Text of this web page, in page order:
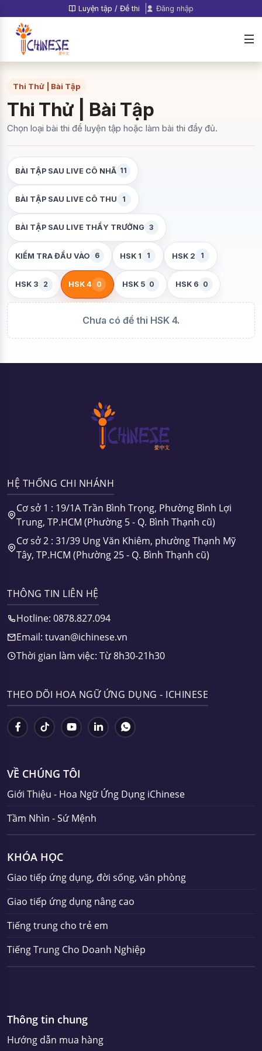
Luyện tập / Đề thi Đăng nhập
Thi Thử | Bài Tập
Thi Thử | Bài Tập
Chọn loại bài thi để luyện tập hoặc làm bài thi đầy đủ.
BÀI TẬP SAU LIVE CÔ NHÃ 11
BÀI TẬP SAU LIVE CÔ THU 1
BÀI TẬP SAU LIVE THẦY TRƯỞNG 3
KIỂM TRA ĐẦU VÀO 6 HSK 1 1 HSK 2 1
HSK 3 2 HSK 4 0 HSK 5 0 HSK 6 0
Chưa có đề thi HSK 4.
HỆ THỐNG CHI NHÁNH
Cơ sở 1 : 19/1A Trần Bình Trọng, Phường Bình Lợi
Trung, TP.HCM (Phường 5 - Q. Bình Thạnh cũ)
Cơ sở 2 : 31/39 Ung Văn Khiêm, phường Thạnh Mỹ
Tây, TP.HCM (Phường 25 - Q. Bình Thạnh cũ)
THÔNG TIN LIÊN HỆ
Hotline: 0878.827.094
Email: tuvan@ichinese.vn
Thời gian làm việc: Từ 8h30-21h30
THEO DÕI HOA NGỮ ỨNG DỤNG - ICHINESE
VỀ CHÚNG TÔI
Giới Thiệu - Hoa Ngữ Ứng Dụng iChinese
Tầm Nhìn - Sứ Mệnh
KHÓA HỌC
Giao tiếp ứng dụng, đời sống, văn phòng
Giao tiếp ứng dụng nâng cao
Tiếng trung cho trẻ em
Tiếng Trung Cho Doanh Nghiệp
Thông tin chung
Hướng dẫn mua hàng